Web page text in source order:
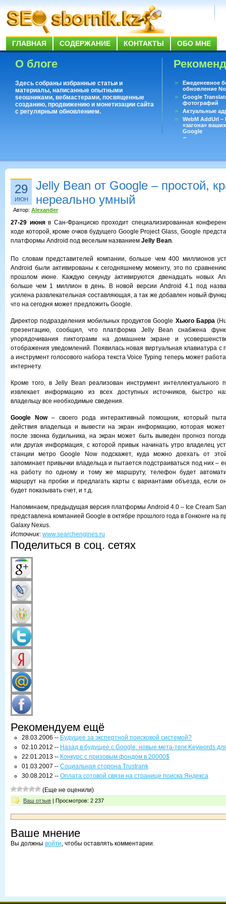
ГЛАВНАЯ СОДЕРЖАНИЕ КОНТАКТЫ ОБО МНЕ
О блоге
Здесь собраны избранные статьи и
материалы, написанные опытными
seoшниками, вебмастерами, посвященные
созданию, продвижению и монетизации сайта
с регулярным обновлением.
Ежеденевное
обновление
Google
фотографий
Актуальные
WebM AddUrl
«загона»
Google
Существует
29
ИЮН
Jelly Bean от Google – простой,
нереально умный
Автор: Alexander
27-29 июняв Сан-Франциско проходит специализированная
ходе которой, кроме очков будущего Google Project Glass, Google
платформы Android под веселым названием Jelly Bean.
По словам представителей компании, больше чем 400 миллионов
Android были активированы к сегодняшнему моменту, это по
прошлом июне. Каждую секунду активируются двенадцать новых
больше чем 1 миллион в день. В новой версии Android 4.1 под
усилена развлекательная составляющая, а так же добавлен новый
что на сегодня может предложить Google.
Директор подразделения мобильных продуктов Google Хьюго Барра
презентацию, сообщил, что платформа Jelly Bean снабжена
упорядочивания пиктограмм на домашнем экране и
отображения уведомлений. Появилась новая виртуальная клавиатура с
а инструмент голосового набора текста Voice Typing теперь может
интернету.
Кроме того, в Jelly Bean реализован инструмент интеллектуального
извлекает информацию из всех доступных источников, быстро
владельцу все необходимые сведения.
Google Now– своего рода интерактивный помощник, который
действия владельца и вывести на экран информацию, которая может
после звонка будильника, на экран может быть выведен прогноз
или другая информация, с которой привык начинать утро владелец
станции метро Google Now подскажет, куда можно доехать от
запоминает привычки владельца и пытается подстраиваться под них –
на работу по одному и тому же маршруту, телефон будет
маршрут на пробки и предлагать карты с вариантами объезда, если
будет показывать счет, и т.д.
Напоминаем, предыдущая версия платформы Android 4.0 – Ice Cream
представлена компанией Google в октябре прошлого года в Гонконге на
Galaxy Nexus.
Источник: www.searchengines.ru
Поделиться в соц. сетях
Рекомендуем ещё
28.03.2006 -- Будущее за экспертной поисковой системой?
02.10.2012 -- Назад в будущее с Google: новые мета-теги Keywords
22.01.2013 -- Конкурс с призовым фондом в 20000$
01.03.2007 -- Социальная сторона Trustrank
30.08.2012 -- Оплата сотовой связи на странице поиска Яндекса
(Еще не оценили)
Ваш отзыв | Просмотров: 2 237
Ваше мнение
Вы должны войти, чтобы оставлять комментарии.